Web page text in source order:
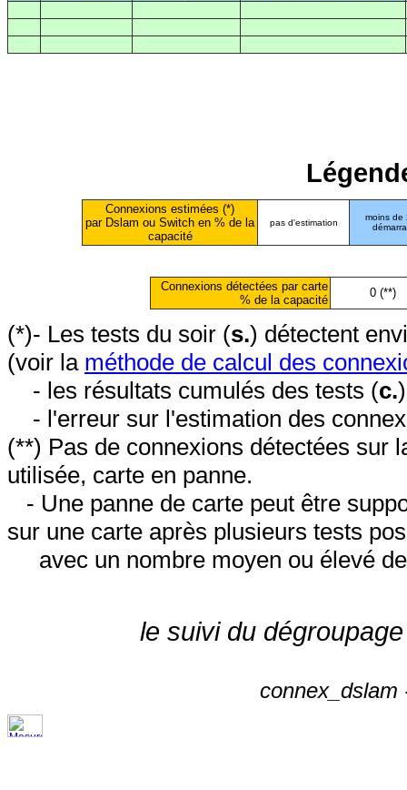
Connexions estimées (*)
par Dslam ou Switch en % de la
capacité
pas d'estimation
moins de
Connexions détectées par carte
% de la capacité
0 (**)
(*)- Les tests du soir (s.) détectent
(voir la méthode de calcul des
- les résultats cumulés des tests (c.
- l'erreur sur l'estimation des
(**) Pas de connexions détectées sur
utilisée, carte en panne.
- Une panne de carte peut être
sur une carte après plusieurs tests
avec un nombre moyen ou élevé
le suivi du
connex_dslam